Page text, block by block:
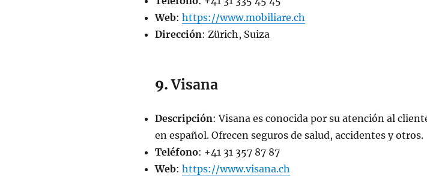
Web: https://www.mobiliare.ch
Dirección: Zürich, Suiza
9.Visana
Descripción: Visana es conocida por su atención al
en español. Ofrecen seguros de salud, accidentes y otros.
Teléfono: +41 31 357 87 87
Web: https://www.visana.ch